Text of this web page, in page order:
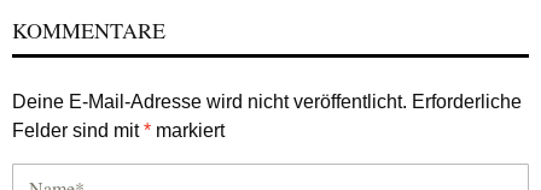
KOMMENTARE
Deine E-Mail-Adresse wird nicht veröffentlicht. Erforderliche
Felder sind mit* markiert